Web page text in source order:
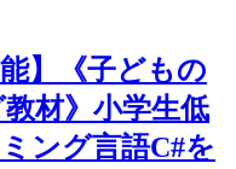
】《子どもの
材》小学生低
ング言語C#を